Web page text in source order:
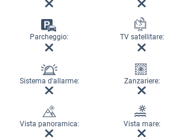
Parcheggio:
Sistema d'allarme:
Vista panoramica:
TV satellitare:
Zanzariere:
Vista mare: